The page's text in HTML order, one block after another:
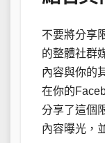
不要將分享
的整體社群
內容與你的
在你的
分享了這個
內容曝光，